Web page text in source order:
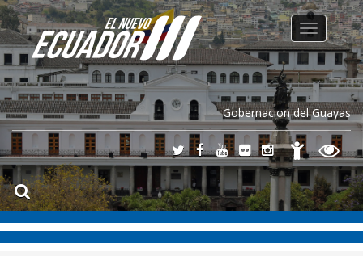
Gobernacion del Guayas
Toggle
navigation